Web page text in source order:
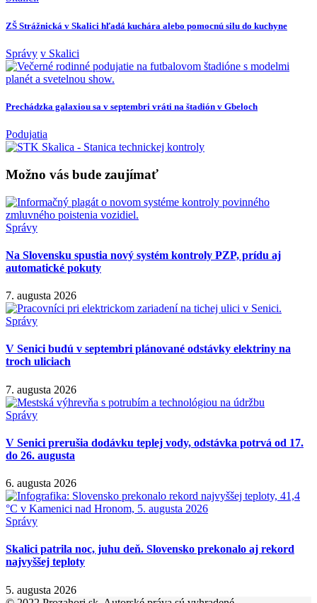
ZŠ Strážnická v Skalici hľadá kuchára alebo pomocnú silu do kuchyne
Správy v Skalici
Prechádzka galaxiou sa v septembri vráti na štadión v Gbeloch
Podujatia
Možno vás bude zaujímať
Správy
Na Slovensku spustia nový systém kontroly PZP, prídu aj
automatické pokuty
7. augusta 2026
Správy
V Senici budú v septembri plánované odstávky elektriny na
troch uliciach
7. augusta 2026
Správy
V Senici prerušia dodávku teplej vody, odstávka potrvá od 17.
do 26. augusta
6. augusta 2026
Správy
Skalici patrila noc, juhu deň. Slovensko prekonalo aj rekord
najvyššej teploty
5. augusta 2026